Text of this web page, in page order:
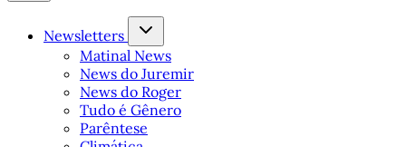
Newsletters
Matinal News
News do Juremir
News do Roger
Tudo é Gênero
Parêntese